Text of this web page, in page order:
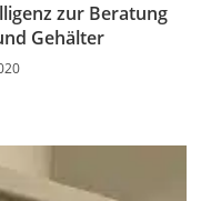
zur Beratung
Gehälter